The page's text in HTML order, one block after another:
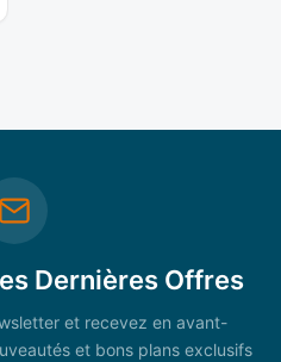
Dernières Offres
et recevez en avant-
et bons plans exclusifs